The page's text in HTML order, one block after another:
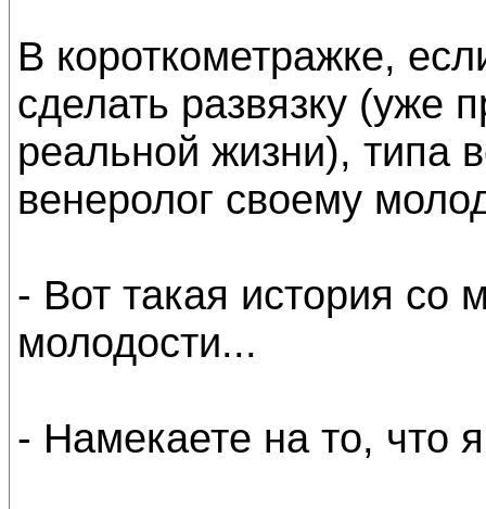
В короткометражке,
сделать развязку (уже
реальной жизни), типа
венеролог своему
- Вот такая история со
молодости...
- Намекаете на то, что